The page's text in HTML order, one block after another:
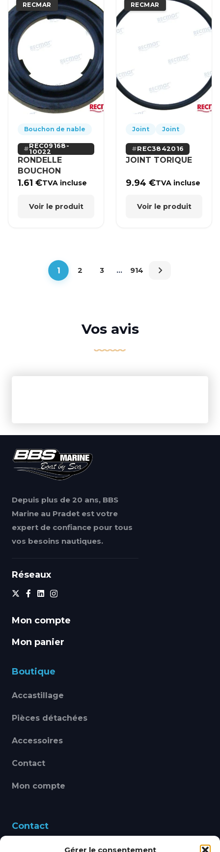
Gérer le consentement
RECMAR
Bouchon de nable
REC09168-
10022
RONDELLE
BOUCHON
1.61€TVA incluse
Voir le produit
RECMAR
Joint Joint
REC3842016
JOINT TORIQUE
9.94€TVA incluse
Voir le produit
1 2 3 … 914
Vos avis
Depuis plus de 20 ans, BBS
Marine au Pradet est votre
expert de confiance pour tous
vos besoins nautiques.
Réseaux
Mon compte
Mon panier
Boutique
Accastillage
Pièces détachées
Accessoires
Contact
Mon compte
Contact